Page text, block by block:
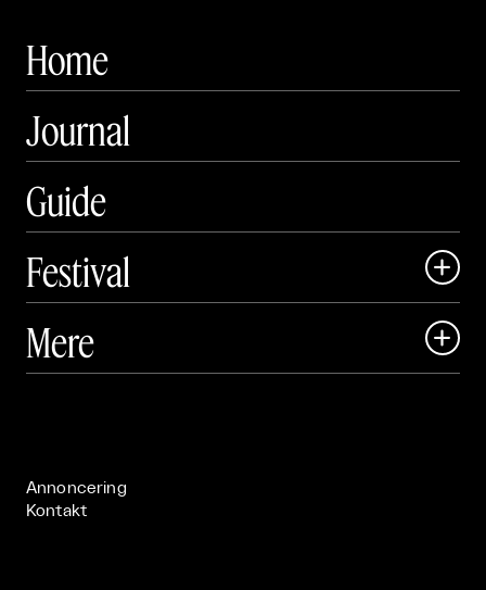
Home
Journal
Guide
Festival

 Art Matter Festival
Mere 
Annoncering
Kontakt